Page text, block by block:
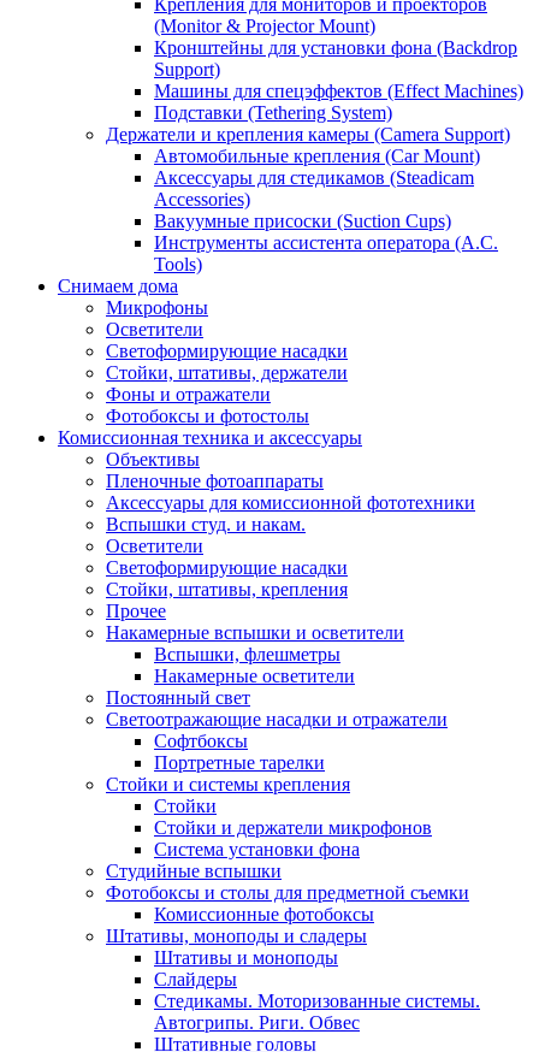
Крепления для мониторов и проекторов
(Monitor & Projector Mount)
Кронштейны для установки фона (Backdrop
Support)
Машины для спецэффектов (Effect Machines)
Подставки (Tethering System)
Держатели и крепления камеры (Camera Support)
Автомобильные крепления (Car Mount)
Аксессуары для стедикамов (Steadicam
Accessories)
Вакуумные присоски (Suction Cups)
Инструменты ассистента оператора (A.C.
Tools)
Снимаем дома
Микрофоны
Осветители
Светоформирующие насадки
Стойки, штативы, держатели
Фоны и отражатели
Фотобоксы и фотостолы
Комиссионная техника и аксессуары
Объективы
Пленочные фотоаппараты
Аксессуары для комиссионной фототехники
Вспышки студ. и накам.
Осветители
Светоформирующие насадки
Стойки, штативы, крепления
Прочее
Накамерные вспышки и осветители
Вспышки, флешметры
Накамерные осветители
Постоянный свет
Светоотражающие насадки и отражатели
Софтбоксы
Портретные тарелки
Стойки и системы крепления
Стойки
Стойки и держатели микрофонов
Система установки фона
Студийные вспышки
Фотобоксы и столы для предметной съемки
Комиссионные фотобоксы
Штативы, моноподы и сладеры
Штативы и моноподы
Слайдеры
Стедикамы. Моторизованные системы.
Автогрипы. Риги. Обвес
Штативные головы